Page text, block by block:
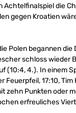
Achtelfinalspiel die
gegen Kroatien
Polen begannen
schloss wieder
(10:4, 4.). In einem
Feuerpfeil, 17:10,
zehn Punkten oder
erfreuliches